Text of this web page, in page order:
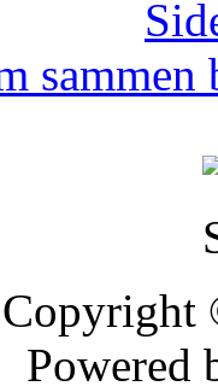
Powered